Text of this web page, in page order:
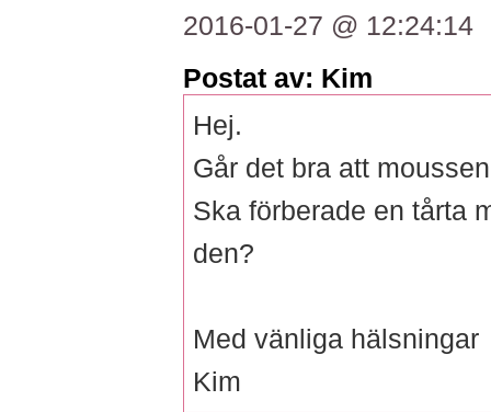
2016-01-27 @ 12:24:14
Postat av: Kim
Hej.
Går det bra att
Ska förberade en tårta
den?
Med vänliga hälsningar
Kim